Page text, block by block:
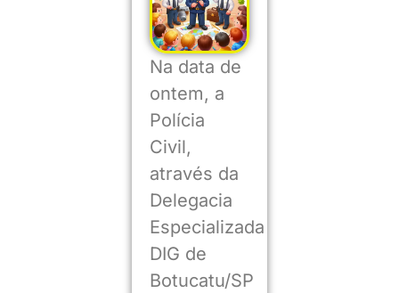
Na data de
ontem, a
Polícia
Civil,
através da
Delegacia
Especializada
DIG de
Botucatu/SP